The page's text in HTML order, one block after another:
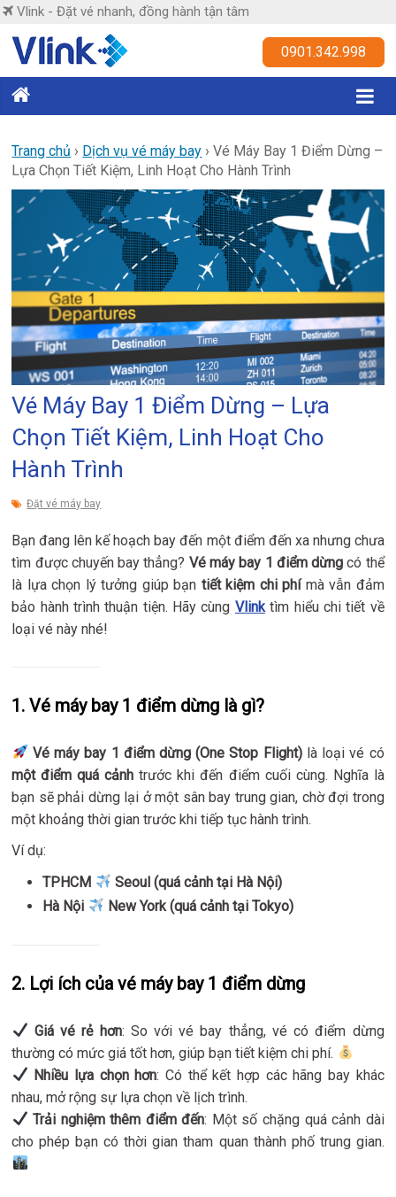
Skip
content
Vlink - Đặt vé nhanh, đồng hành tận tâm
Vlink
nhanh,
đồng
hành
tận
0901.342.998
Trang chủ › Dịch vụ vé máy bay ›Vé Máy Bay 1 Điểm Dừng –
Lựa Chọn Tiết Kiệm, Linh Hoạt Cho Hành Trình
Vé Máy Bay 1 Điểm Dừng – Lựa
Chọn Tiết Kiệm, Linh Hoạt Cho
Hành Trình
Đặt vé máy bay
Bạn đang lên kế hoạch bay đến một điểm đến xa nhưng chưa
tìm được chuyến bay thẳng? Vé máy bay 1 điểm dừng có thể
là lựa chọn lý tưởng giúp bạn tiết kiệm chi phímà vẫn đảm
bảo hành trình thuận tiện. Hãy cùng Vlinktìm hiểu chi tiết về
loại vé này nhé!
1. Vé máy bay 1 điểm dừng là gì?
Vé máy bay 1 điểm dừng (One Stop Flight)là loại vé có
một điểm quá cảnh trước khi đến điểm cuối cùng. Nghĩa là
bạn sẽ phải dừng lại ở một sân bay trung gian, chờ đợi trong
một khoảng thời gian trước khi tiếp tục hành trình.
Ví dụ:
TPHCM
Seoul (quá cảnh tại Hà Nội)
Hà Nội
New York (quá cảnh tại Tokyo)
2. Lợi ích của vé máy bay 1 điểm dừng
Giá vé rẻ hơn: So với vé bay thẳng, vé có điểm dừng
thường có mức giá tốt hơn, giúp bạn tiết kiệm chi phí.
Nhiều lựa chọn hơn: Có thể kết hợp các hãng bay khác
nhau, mở rộng sự lựa chọn về lịch trình.
Trải nghiệm thêm điểm đến: Một số chặng quá cảnh dài
cho phép bạn có thời gian tham quan thành phố trung gian.